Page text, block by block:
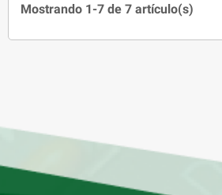
Mostrando 1-7 de 7 artículo(s)